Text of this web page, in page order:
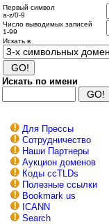
Первый символ
a-z/0-9
Число выводимых записей
1-99
Искать в
Искать по имени
Для Прессы
Сотрудничество
Наши Партнеры
Аукцион доменов
Коды ccTLDs
Полезные ссылки
Bookmark us
ICANN
Search